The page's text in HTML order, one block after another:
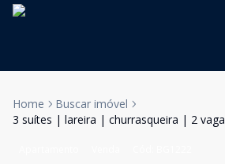
Home
Buscar imóvel
3 suítes | lareira | churrasqueira | 2